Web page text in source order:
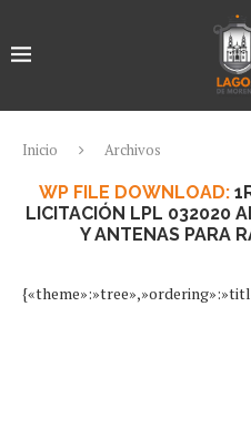
Inicio Archivos
WP FILE DOWNLOAD:
LICITACIÓN LPL 032020
Y ANTENAS PARA